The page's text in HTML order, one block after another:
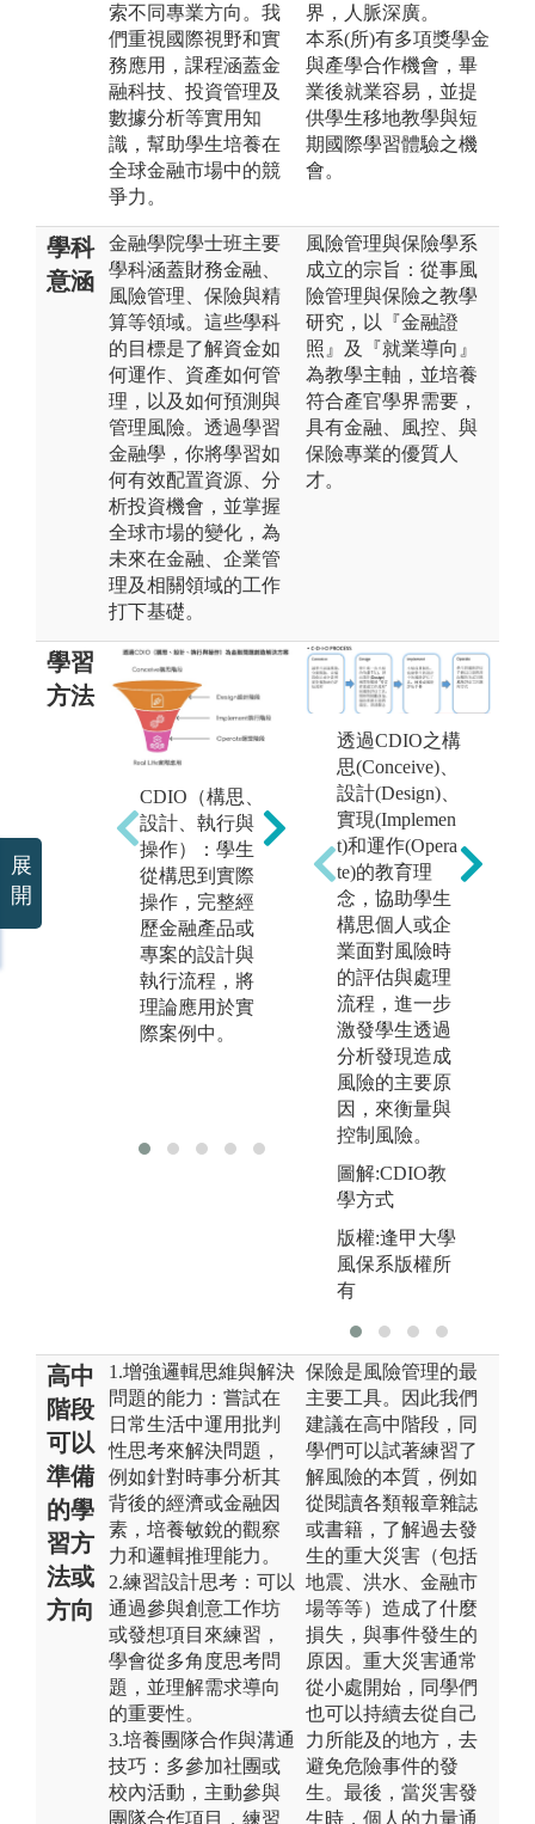
索不同專業方向。我
們重視國際視野和實
務應用，課程涵蓋金
融科技、投資管理及
數據分析等實用知
識，幫助學生培養在
全球金融市場中的競
爭力。
界，人脈深廣。
本系(所)有多項獎學金
與產學合作機會，畢
業後就業容易，並提
供學生移地教學與短
期國際學習體驗之機
會。
學科
意涵
金融學院學士班主要
學科涵蓋財務金融、
風險管理、保險與精
算等領域。這些學科
的目標是了解資金如
何運作、資產如何管
理，以及如何預測與
管理風險。透過學習
金融學，你將學習如
何有效配置資源、分
析投資機會，並掌握
全球市場的變化，為
未來在金融、企業管
理及相關領域的工作
打下基礎。
風險管理與保險學系
成立的宗旨：從事風
險管理與保險之教學
研究，以『金融證
照』及『就業導向』
為教學主軸，並培養
符合產官學界需要，
具有金融、風控、與
保險專業的優質人
才。
學習
方法
CDIO（構思、
設計、執行與
操作）：學生
從構思到實際
操作，完整經
歷金融產品或
專案的設計與
執行流程，將
理論應用於實
際案例中。
Design Thinkin
g（設計思
考）：這種方
法讓學生在面
對金融問題
時，學會從用
戶需求出發，
經過多次反覆
測試與改善，
最終設計出符
合需求的解決
方案。
透過CDIO之構
思(Conceive)、
設計(Design)、
實現(Implemen
t)和運作(Opera
te)的教育理
念，協助學生
構思個人或企
業面對風險時
的評估與處理
流程，進一步
激發學生透過
分析發現造成
風險的主要原
因，來衡量與
控制風險。
圖解:CDIO教
學方式
版權:逢甲大學
風保系版權所
有
高中
階段
可以
準備
的學
習方
法或
方向
1.增強邏輯思維與解決
問題的能力：嘗試在
日常生活中運用批判
性思考來解決問題，
例如針對時事分析其
背後的經濟或金融因
素，培養敏銳的觀察
力和邏輯推理能力。
2.練習設計思考：可以
通過參與創意工作坊
或發想項目來練習，
學會從多角度思考問
題，並理解需求導向
的重要性。
3.培養團隊合作與溝通
技巧：多參加社團或
校內活動，主動參與
團隊合作項目，練習
保險是風險管理的最
主要工具。因此我們
建議在高中階段，同
學們可以試著練習了
解風險的本質，例如
從閱讀各類報章雜誌
或書籍，了解過去發
生的重大災害（包括
地震、洪水、金融市
場等等）造成了什麼
損失，與事件發生的
原因。重大災害通常
從小處開始，同學們
也可以持續去從自己
力所能及的地方，去
避免危險事件的發
生。最後，當災害發
生時，個人的力量通
展
開